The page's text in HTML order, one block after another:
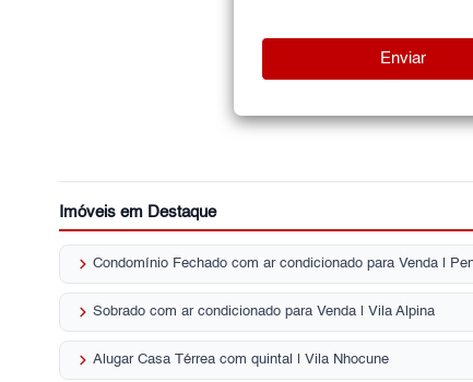
Imóveis em Destaque
keyboard_arrow_right Condomínio Fechado com ar condicionado para Venda |
keyboard_arrow_right Sobrado com ar condicionado para Venda | Vila Alpina
keyboard_arrow_right Alugar Casa Térrea com quintal | Vila Nhocune